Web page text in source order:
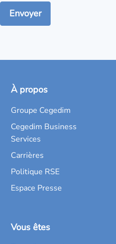
À propos
Groupe Cegedim
Cegedim Business
Services
Carrières
Politique RSE
Espace Presse
Vous êtes